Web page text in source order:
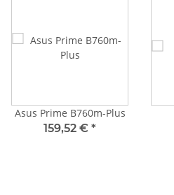
Asus Prime B760m-Plus
159,52 € *